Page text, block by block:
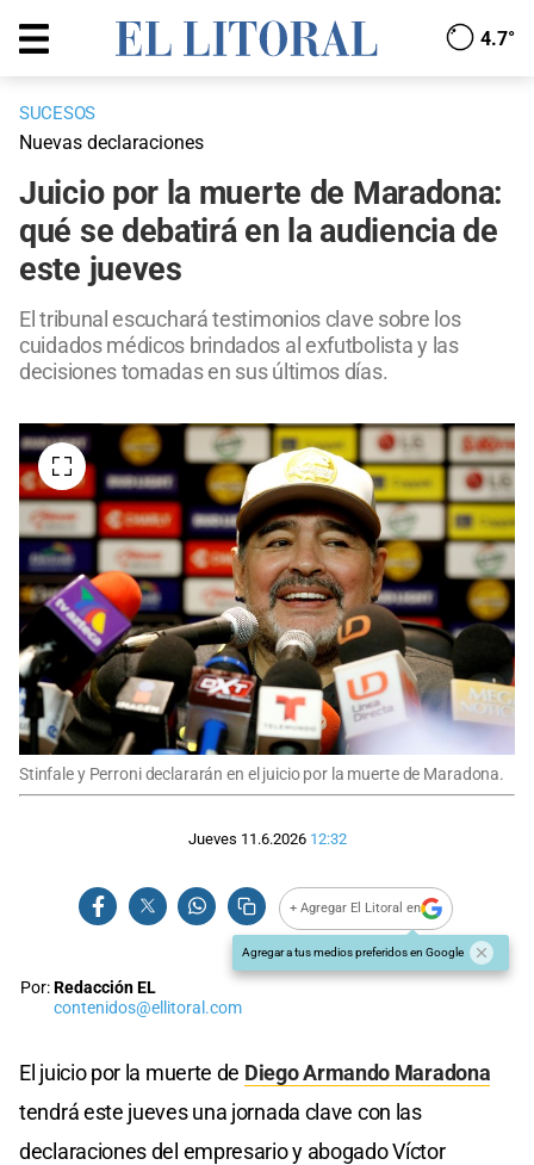
4.7°
SUCESOS
Nuevas declaraciones
Juicio por la muerte de Maradona:
qué se debatirá en la audiencia de
este jueves
El tribunal escuchará testimonios clave sobre los
cuidados médicos brindados al exfutbolista y las
decisiones tomadas en sus últimos días.
Stinfale y Perroni declararán en el juicio por la muerte de Maradona.
Jueves 11.6.2026 12:32
+ Agregar El Litoral en
Agregar a tus medios preferidos en Google
Por:Redacción EL
contenidos@ellitoral.com
El juicio por la muerte de Diego Armando Maradona
tendrá este jueves una jornada clave con las
declaraciones del empresario y abogado Víctor